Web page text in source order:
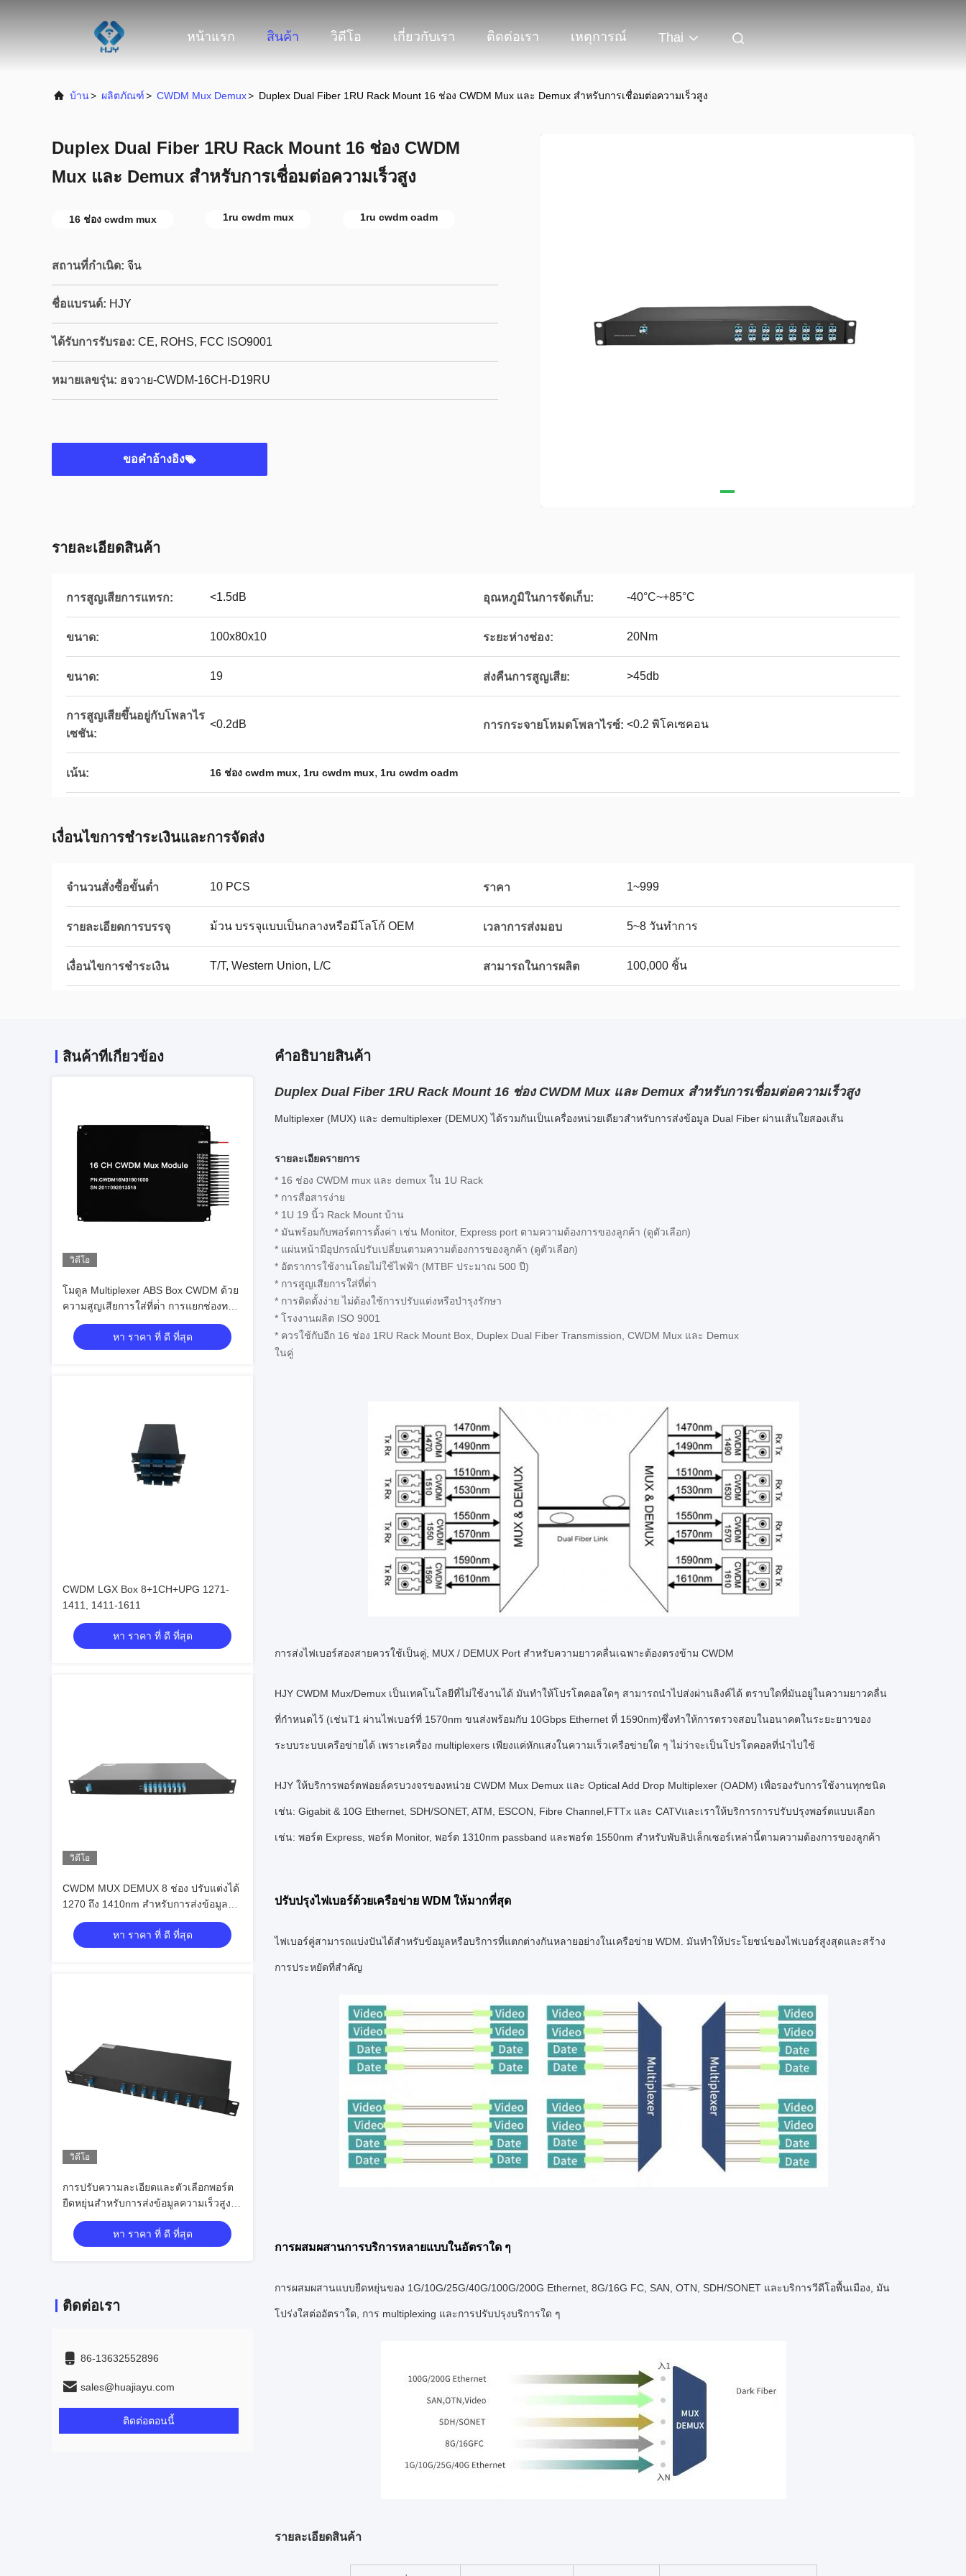
หน้าแรก สินค้า วิดีโอ เกี่ยวกับเรา ติดต่อเรา เหตุการณ์ Thai
บ้าน> ผลิตภัณฑ์> CWDM Mux Demux> Duplex Dual Fiber 1RU Rack Mount 16 ช่อง CWDM Mux และ Demux สําหรับการเชื่อมต่อความเร็วสูง
Duplex Dual Fiber 1RU Rack Mount 16 ช่อง CWDM
Mux และ Demux สําหรับการเชื่อมต่อความเร็วสูง
16 ช่อง cwdm mux 1ru cwdm mux 1ru cwdm oadm
สถานที่กำเนิด: จีน
ชื่อแบรนด์: HJY
ได้รับการรับรอง: CE, ROHS, FCC ISO9001
หมายเลขรุ่น: ฮจวาย-CWDM-16CH-D19RU
ขอคําอ้างอิง
รายละเอียดสินค้า
การสูญเสียการแทรก: <1.5dB อุณหภูมิในการจัดเก็บ: -40°C~+85°C
ขนาด: 100x80x10 ระยะห่างช่อง: 20Nm
ขนาด: 19 ส่งคืนการสูญเสีย: >45db
การสูญเสียขึ้นอยู่กับโพลาไร
เซชัน:
<0.2dB การกระจายโหมดโพลาไรซ์: <0.2 พิโคเซคอน
เน้น: 16 ช่อง cwdm mux, 1ru cwdm mux, 1ru cwdm oadm
เงื่อนไขการชําระเงินและการจัดส่ง
จำนวนสั่งซื้อขั้นต่ำ 10 PCS ราคา 1~999
รายละเอียดการบรรจุ ม้วน บรรจุแบบเป็นกลางหรือมีโลโก้ OEM เวลาการส่งมอบ 5~8 วันทำการ
เงื่อนไขการชำระเงิน T/T, Western Union, L/C สามารถในการผลิต 100,000 ชิ้น
สินค้าที่เกี่ยวข้อง
วิดีโอ
โมดูล Multiplexer ABS Box CWDM ด้วย
ความสูญเสียการใส่ที่ต่ํา การแยกช่องทาง
สูง และความยาวคลื่นในการทํางานที่
กว้าง
หา ราคา ที่ ดี ที่สุด
CWDM LGX Box 8+1CH+UPG 1271-
1411, 1411-1611
หา ราคา ที่ ดี ที่สุด
วิดีโอ
CWDM MUX DEMUX 8 ช่อง ปรับแต่งได้
1270 ถึง 1410nm สำหรับการส่งข้อมูล
ไฟเบอร์คู่ พร้อมการเคลือบฟิล์มบางขั้นสูง
หา ราคา ที่ ดี ที่สุด
วิดีโอ
การปรับความละเอียดและตัวเลือกพอร์ต
ยืดหยุ่นสําหรับการส่งข้อมูลความเร็วสูง
ด้วย CWDM MUX DEMUX ใน
ความยาวคลื่น 1470 ถึง 1610nm
หา ราคา ที่ ดี ที่สุด
ติดต่อเรา
86-13632552896
sales@huajiayu.com
ติดต่อตอนนี้
คําอธิบายสินค้า
Duplex Dual Fiber 1RU Rack Mount 16 ช่อง CWDM Mux และ Demux สําหรับการเชื่อมต่อความเร็วสูง
Multiplexer (MUX) และ demultiplexer (DEMUX) ได้รวมกันเป็นเครื่องหน่วยเดียวสําหรับการส่งข้อมูล Dual Fiber ผ่านเส้นใยสองเส้น
รายละเอียดรายการ
* 16 ช่อง CWDM mux และ demux ใน 1U Rack
* การสื่อสารง่าย
* 1U 19 นิ้ว Rack Mount บ้าน
* มันพร้อมกับพอร์ตการตั้งค่า เช่น Monitor, Express port ตามความต้องการของลูกค้า (ดูตัวเลือก)
* แผ่นหน้ามีอุปกรณ์ปรับเปลี่ยนตามความต้องการของลูกค้า (ดูตัวเลือก)
* อัตราการใช้งานโดยไม่ใช้ไฟฟ้า (MTBF ประมาณ 500 ปี)
* การสูญเสียการใส่ที่ต่ํา
* การติดตั้งง่าย ไม่ต้องใช้การปรับแต่งหรือบํารุงรักษา
* โรงงานผลิต ISO 9001
* ควรใช้กับอีก 16 ช่อง 1RU Rack Mount Box, Duplex Dual Fiber Transmission, CWDM Mux และ Demux
ในคู่
การส่งไฟเบอร์สองสายควรใช้เป็นคู่, MUX / DEMUX Port สําหรับความยาวคลื่นเฉพาะต้องตรงข้าม CWDM
HJY CWDM Mux/Demux เป็นเทคโนโลยีที่ไม่ใช้งานได้ มันทําให้โปรโตคอลใดๆ สามารถนําไปส่งผ่านลิงค์ได้ ตราบใดที่มันอยู่ในความยาวคลื่น
ที่กําหนดไว้ (เช่นT1 ผ่านไฟเบอร์ที่ 1570nm ขนส่งพร้อมกับ 10Gbps Ethernet ที่ 1590nm)ซึ่งทําให้การตรวจสอบในอนาคตในระยะยาวของ
ระบบระบบเครือข่ายได้ เพราะเครื่อง multiplexers เพียงแค่หักแสงในความเร็วเครือข่ายใด ๆ ไม่ว่าจะเป็นโปรโตคอลที่นําไปใช้
HJY ให้บริการพอร์ตฟอยล์ครบวงจรของหน่วย CWDM Mux Demux และ Optical Add Drop Multiplexer (OADM) เพื่อรองรับการใช้งานทุกชนิด
เช่น: Gigabit & 10G Ethernet, SDH/SONET, ATM, ESCON, Fibre Channel,FTTx และ CATVและเราให้บริการการปรับปรุงพอร์ตแบบเลือก
เช่น: พอร์ต Express, พอร์ต Monitor, พอร์ต 1310nm passband และพอร์ต 1550nm สําหรับพับลิปเล็กเซอร์เหล่านี้ตามความต้องการของลูกค้า
ปรับปรุงไฟเบอร์ด้วยเครือข่าย WDM ให้มากที่สุด
ไฟเบอร์คู่สามารถแบ่งปันได้สําหรับข้อมูลหรือบริการที่แตกต่างกันหลายอย่างในเครือข่าย WDM. มันทําให้ประโยชน์ของไฟเบอร์สูงสุดและสร้าง
การประหยัดที่สําคัญ
การผสมผสานการบริการหลายแบบในอัตราใด ๆ
การผสมผสานแบบยืดหยุ่นของ 1G/10G/25G/40G/100G/200G Ethernet, 8G/16G FC, SAN, OTN, SDH/SONET และบริการวีดีโอพื้นเมือง, มัน
โปร่งใสต่ออัตราใด, การ multiplexing และการปรับปรุงบริการใด ๆ
รายละเอียดสินค้า